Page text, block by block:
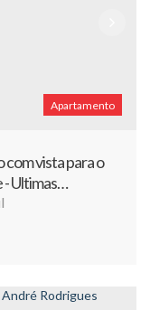
Apartamento
com vista para o
Ultimas